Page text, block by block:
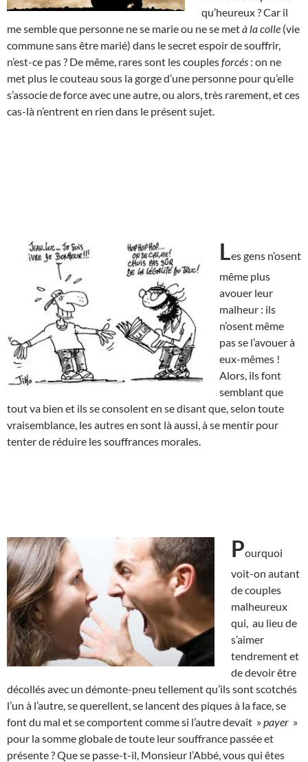
qu’heureux ? Car il
me semble que personne ne se marie ou ne se metà la colle (vie
commune sans être marié) dans le secret espoir de souffrir,
n’est-ce pas ? De même, rares sont les couplesforcés : on ne
met plus le couteau sous la gorge d’une personne pour qu’elle
s’associe de force avec une autre, ou alors, très rarement, et ces
cas-là n’entrent en rien dans le présent sujet.
Les gens n’osent
même plus
avouer leur
malheur : ils
n’osent même
pas se l’avouer à
eux-mêmes !
Alors, ils font
semblant que
tout va bien et ils se consolent en se disant que, selon toute
vraisemblance, les autres en sont là aussi, à se mentir pour
tenter de réduire les souffrances morales.
Pourquoi
voit-on autant
de couples
malheureux
qui, au lieu de
s’aimer
tendrement et
de devoir être
décollés avec un démonte-pneu tellement qu’ils sont scotchés
l’un à l’autre, se querellent, se lancent des piques à la face, se
font du mal et se comportent comme si l’autre devait »payer »
pour la somme globale de toute leur souffrance passée et
présente ? Que se passe-t-il, Monsieur l’Abbé, vous qui êtes